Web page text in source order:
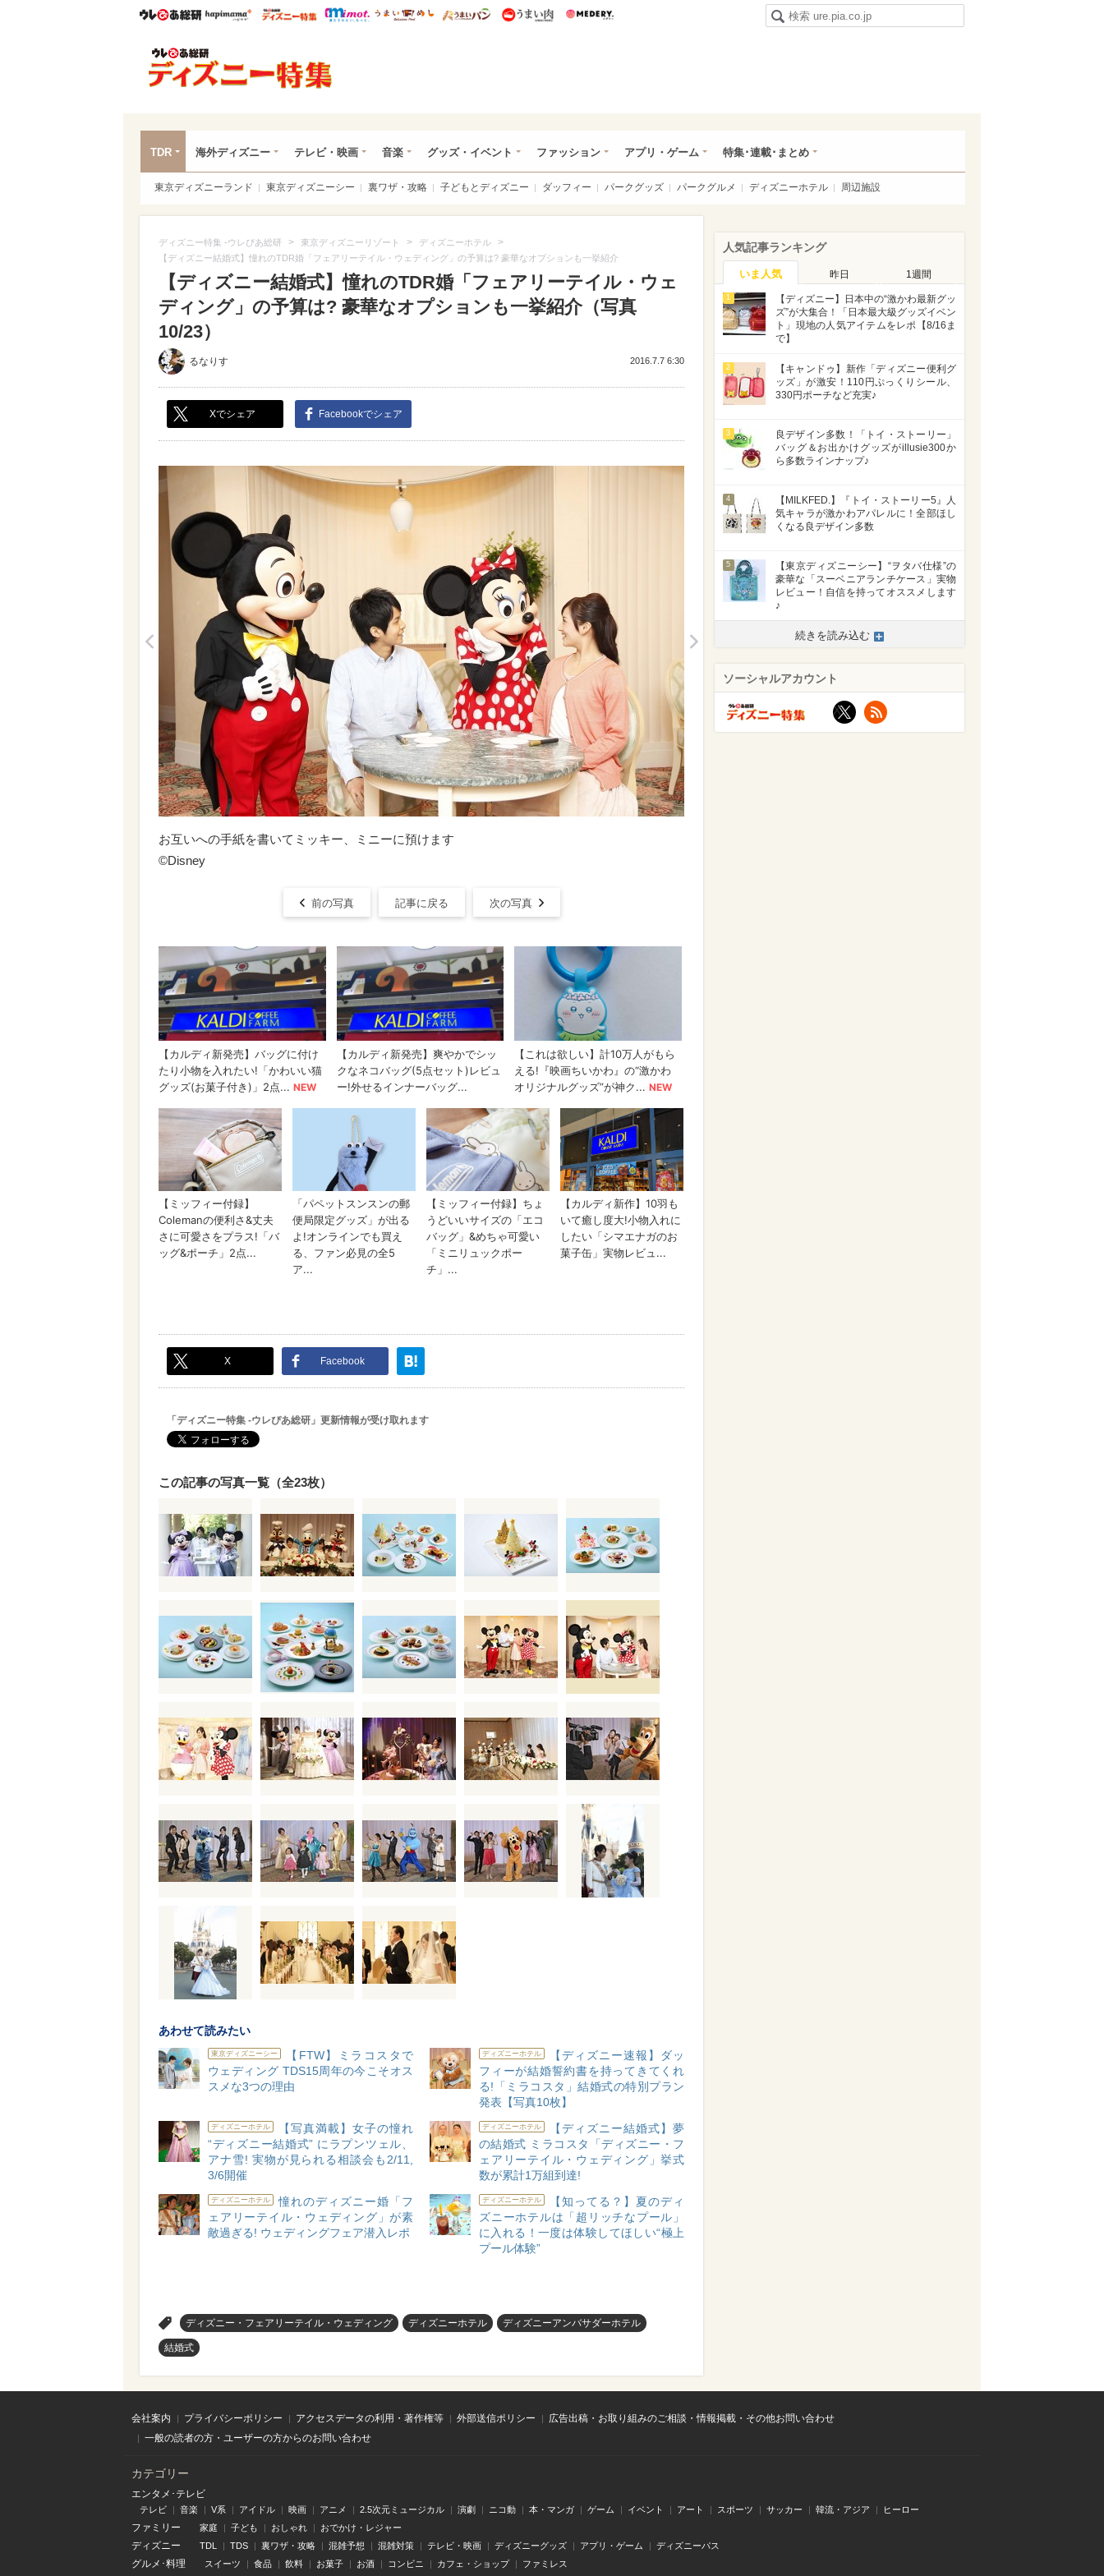
ウレぴあ総研ハピママ* ウレぴあ総研 ディズニー特集
mimot. うまいめし うまいパン うまい肉
TDR 海外ディズニー テレビ・映画 音楽 グッズ・イベント ファッション アプリ・ゲーム 特集･連載･まとめ
東京ディズニーランド 東京ディズニーシー 裏ワザ・攻略 子どもとディズニー ダッフィー パークグッズ パークグルメ ディズニーホテル 周辺施設
ディズニー特集 -ウレぴあ総研 > 東京ディズニーリゾート > ディズニーホテル >
【ディズニー結婚式】憧れのTDR婚「フェアリーテイル・ウェディング」の予算は? 豪華なオプションも一挙紹介
【ディズニー結婚式】憧れのTDR婚「フェアリーテイル・ウェ
ディング」の予算は? 豪華なオプションも一挙紹介（写真
10/23）
るなりす 2016.7.7 6:30
Xでシェア Facebookでシェア
お互いへの手紙を書いてミッキー、ミニーに預けます
©Disney
前の写真 記事に戻る 次の写真
X Facebook
「ディズニー特集 -ウレぴあ総研」更新情報が受け取れます
この記事の写真一覧（全23枚）
あわせて読みたい
東京ディズニーシー
【FTW】ミラコスタで
ウェディング TDS15周年の今こそオス
スメな3つの理由
ディズニーホテル
【ディズニー速報】ダッ
フィーが結婚誓約書を持ってきてくれ
る!「ミラコスタ」結婚式の特別プラン
発表【写真10枚】
ディズニーホテル
【写真満載】女子の憧れ
“ディズニー結婚式” にラプンツェル、
アナ雪! 実物が見られる相談会も2/11,
3/6開催
ディズニーホテル
【ディズニー結婚式】夢
の結婚式 ミラコスタ「ディズニー・フ
ェアリーテイル・ウェディング」挙式
数が累計1万組到達!
ディズニーホテル
憧れのディズニー婚「フ
ェアリーテイル・ウェディング」が素
敵過ぎる! ウェディングフェア潜入レポ
ディズニーホテル
【知ってる？】夏のディ
ズニーホテルは「超リッチなプール」
に入れる！一度は体験してほしい“極上
プール体験”
ディズニー・フェアリーテイル・ウェディング ディズニーホテル ディズニーアンバサダーホテル
結婚式
人気記事ランキング
いま人気 昨日 1週間
1
【ディズニー】日本中の“激かわ最新グッ
ズ”が大集合！「日本最大級グッズイベン
ト」現地の人気アイテムをレポ【8/16ま
で】
2
【キャンドゥ】新作「ディズニー便利グ
ッズ」が激安！110円ぷっくりシール、
330円ポーチなど充実♪
3
良デザイン多数！「トイ・ストーリー」
バッグ＆お出かけグッズがillusie300か
ら多数ラインナップ♪
4
【MILKFED.】『トイ・ストーリー5』人
気キャラが激かわアパレルに！全部ほし
くなる良デザイン多数
5
【東京ディズニーシー】“ヲタバ仕様”の
豪華な「スーベニアランチケース」実物
レビュー！自信を持ってオススメします
♪
続きを読み込む
ソーシャルアカウント
X
会社案内 プライバシーポリシー アクセスデータの利用・著作権等 外部送信ポリシー
広告出稿・お取り組みのご相談・情報掲載・その他お問い合わせ
一般の読者の方・ユーザーの方からのお問い合わせ
カテゴリー
エンタメ･テレビ
テレビ 音楽 V系 アイドル 映画 アニメ 2.5次元ミュージカル 演劇 ニコ動 本・マンガ ゲーム イベント アート スポーツ サッカー 韓流・アジア ヒーロー
ファミリー 家庭 子ども おしゃれ おでかけ・レジャー
ディズニー TDL TDS 裏ワザ・攻略 混雑予想 混雑対策 テレビ・映画 ディズニーグッズ アプリ・ゲーム ディズニーパス
グルメ･料理 スイーツ 食品 飲料 お菓子 お酒 コンビニ カフェ・ショップ ファミレス